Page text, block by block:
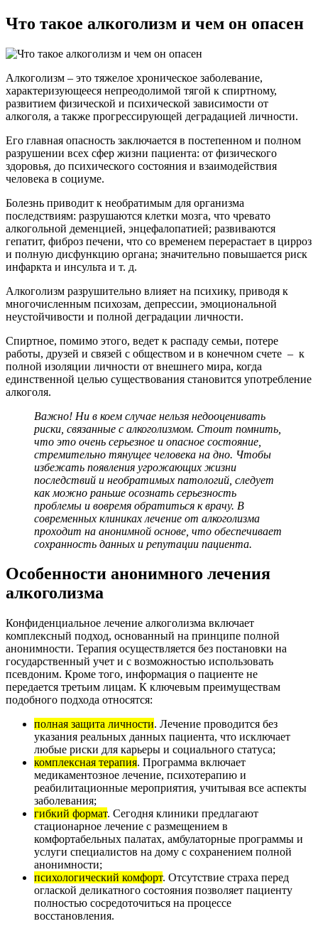
Что такое алкоголизм и чем он опасен
Алкоголизм – это тяжелое хроническое заболевание,
характеризующееся непреодолимой тягой к спиртному,
развитием физической и психической зависимости от
алкоголя, а также прогрессирующей деградацией личности.
Его главная опасность заключается в постепенном и полном
разрушении всех сфер жизни пациента: от физического
здоровья, до психического состояния и взаимодействия
человека в социуме.
Болезнь приводит к необратимым для организма
последствиям: разрушаются клетки мозга, что чревато
алкогольной деменцией, энцефалопатией; развиваются
гепатит, фиброз печени, что со временем перерастает в цирроз
и полную дисфункцию органа; значительно повышается риск
инфаркта и инсульта и т. д.
Алкоголизм разрушительно влияет на психику, приводя к
многочисленным психозам, депрессии, эмоциональной
неустойчивости и полной деградации личности.
Спиртное, помимо этого, ведет к распаду семьи, потере
работы, друзей и связей с обществом и в конечном счете – к
полной изоляции личности от внешнего мира, когда
единственной целью существования становится употребление
алкоголя.
Важно! Ни в коем случае нельзя недооценивать
риски, связанные с алкоголизмом. Стоит помнить,
что это очень серьезное и опасное состояние,
стремительно тянущее человека на дно. Чтобы
избежать появления угрожающих жизни
последствий и необратимых патологий, следует
как можно раньше осознать серьезность
проблемы и вовремя обратиться к врачу. В
современных клиниках лечение от алкоголизма
проходит на анонимной основе, что обеспечивает
сохранность данных и репутации пациента.
Особенности анонимного лечения
алкоголизма
Конфиденциальное лечение алкоголизма включает
комплексный подход, основанный на принципе полной
анонимности. Терапия осуществляется без постановки на
государственный учет и с возможностью использовать
псевдоним. Кроме того, информация о пациенте не
передается третьим лицам. К ключевым преимуществам
подобного подхода относятся:
полная защита личности. Лечение проводится без
указания реальных данных пациента, что исключает
любые риски для карьеры и социального статуса;
комплексная терапия. Программа включает
медикаментозное лечение, психотерапию и
реабилитационные мероприятия, учитывая все аспекты
заболевания;
гибкий формат. Сегодня клиники предлагают
стационарное лечение с размещением в
комфортабельных палатах, амбулаторные программы и
услуги специалистов на дому с сохранением полной
анонимности;
психологический комфорт. Отсутствие страха перед
оглаской деликатного состояния позволяет пациенту
полностью сосредоточиться на процессе
восстановления.